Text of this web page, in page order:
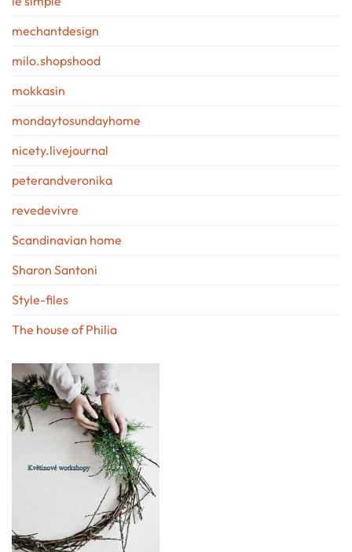
mechantdesign
milo.shopshood
mokkasin
mondaytosundayhome
nicety.livejournal
peterandveronika
revedevivre
Scandinavian home
Sharon Santoni
Style-files
The house of Philia